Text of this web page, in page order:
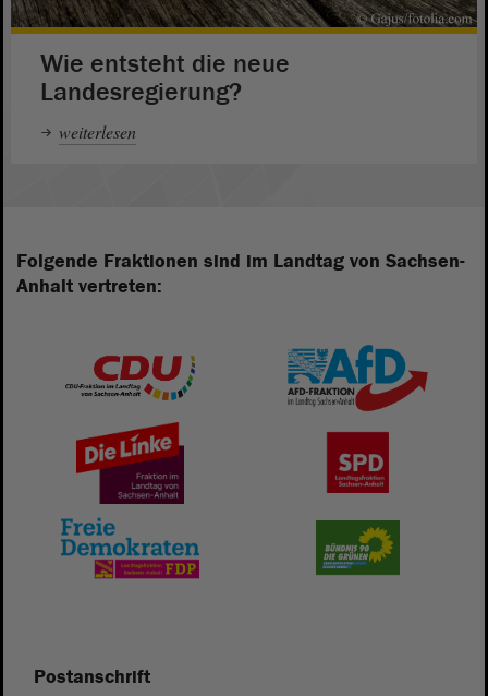
Wie entsteht die neue
Landesregierung?
weiterlesen
Folgende Fraktionen sind im Landtag von Sachsen-
Anhalt vertreten:
Postanschrift